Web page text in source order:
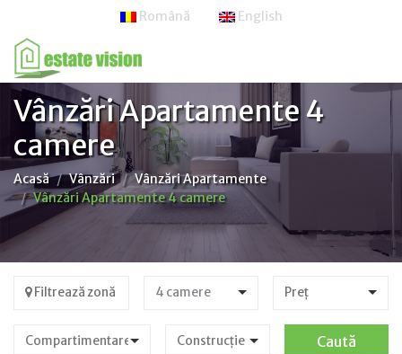
Română English
Vânzări Apartamente 4
camere
Acasă Vânzări
Vânzări Apartamente
Vânzări Apartamente 4 camere
Filtrează zonă 4 camere Preț
Caută